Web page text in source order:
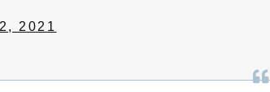
2021